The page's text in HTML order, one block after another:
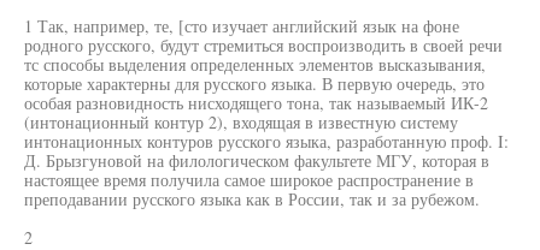
1 Так, например, те, [сто изучает английский язык на фоне
родного русского, будут стремиться воспроизводить в своей речи
тс способы выделения определенных элементов высказывания,
которые характерны для русского языка. В первую очередь, это
особая разновидность нисходящего тона, так называемый ИК-2
(интонационный контур 2), входящая в известную систему
интонационных контуров русского языка, разработанную проф. I:
Д. Брызгуновой на филологическом факультете МГУ, которая в
настоящее время получила самое широкое распространение в
преподавании русского языка как в России, так и за рубежом.
2